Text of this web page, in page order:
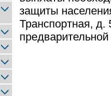
защиты
Транспортная,